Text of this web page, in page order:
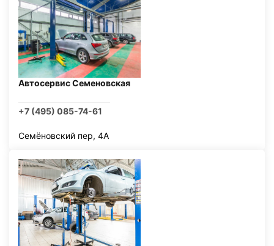
Автосервис Семеновская
+7 (495) 085-74-61
Семёновский пер, 4А